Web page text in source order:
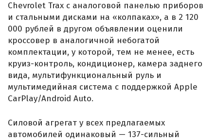
Chevrolet Trax с аналоговой панелью приборов
и стальными дисками на «колпаках», а в 2 120
000 рублей в другом объявлении оценили
кроссовер в аналогичной небогатой
комплектации, у которой, тем не менее, есть
круиз-контроль, кондиционер, камера заднего
вида, мультифункциональный руль и
мультимедийная система с поддержкой Apple
CarPlay/Android Auto.
Силовой агрегат у всех предлагаемых
автомобилей одинаковый — 137-сильный